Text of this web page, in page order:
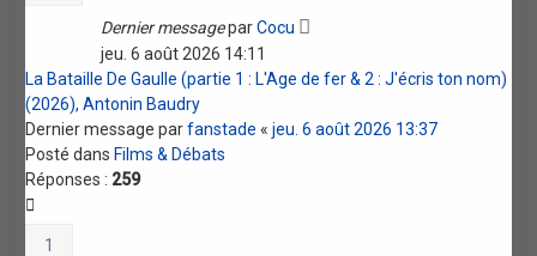
Dernier messageparCocu
jeu. 6 août 2026 14:11
La Bataille De Gaulle (partie 1 : L'Age de fer & 2 : J'écris ton nom)
(2026), Antonin Baudry
Dernier message parfanstade «jeu. 6 août 2026 13:37
Posté dansFilms & Débats
Réponses : 259
1